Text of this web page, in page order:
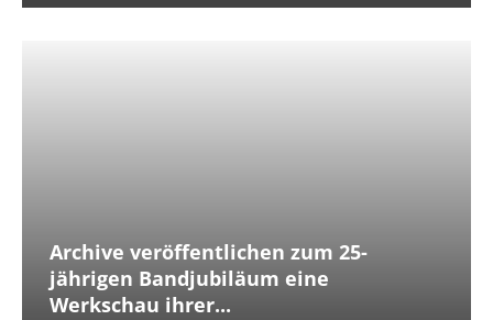
Archive veröffentlichen zum 25-
jährigen Bandjubiläum eine
Werkschau ihrer...